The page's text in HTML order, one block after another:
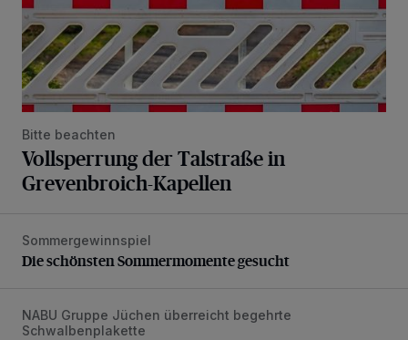
Bitte beachten
Vollsperrung der Talstraße in
Grevenbroich-Kapellen
Die schönsten Sommermomente gesucht
Sommergewinnspiel
Die schönsten Sommermomente gesucht
Vorbildlicher Einsatz für den Artenschutz gewürdigt
NABU Gruppe Jüchen überreicht begehrte
Schwalbenplakette